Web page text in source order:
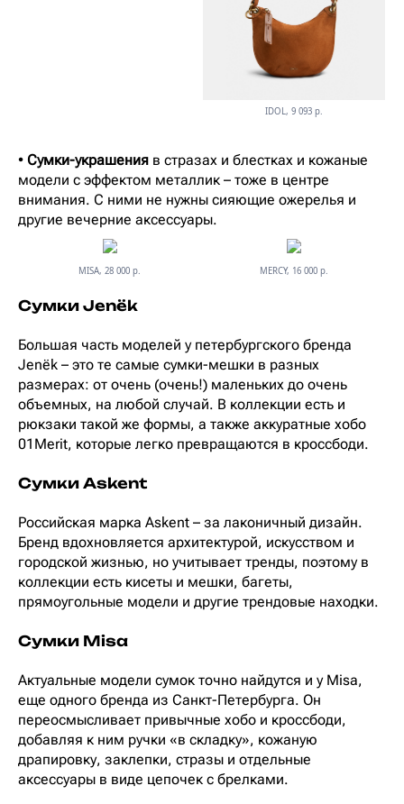
IDOL, 9 093 р.
• Сумки-украшения в стразах и блестках и кожаные
модели с эффектом металлик – тоже в центре
внимания. С ними не нужны сияющие ожерелья и
другие вечерние аксессуары.
MISA, 28 000 р. MERCY, 16 000 р.
Сумки Jenёk
Большая часть моделей у петербургского бренда
Jenёk – это те самые сумки-мешки в разных
размерах: от очень (очень!) маленьких до очень
объемных, на любой случай. В коллекции есть и
рюкзаки такой же формы, а также аккуратные хобо
01Merit, которые легко превращаются в кроссбоди.
Сумки Askent
Российская марка Askent – за лаконичный дизайн.
Бренд вдохновляется архитектурой, искусством и
городской жизнью, но учитывает тренды, поэтому в
коллекции есть кисеты и мешки, багеты,
прямоугольные модели и другие трендовые находки.
Сумки Misa
Актуальные модели сумок точно найдутся и у Misa,
еще одного бренда из Санкт-Петербурга. Он
переосмысливает привычные хобо и кроссбоди,
добавляя к ним ручки «в складку», кожаную
драпировку, заклепки, стразы и отдельные
аксессуары в виде цепочек с брелками.